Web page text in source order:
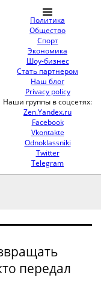
Политика
Общество
Спорт
Экономика
Шоу-бизнес
Стать партнером
Наш блог
Privacy policy
Наши группы в соцсетях:
Zen.Yandex.ru
Facebook
Vkontakte
Odnoklassniki
Twitter
Telegram
передал